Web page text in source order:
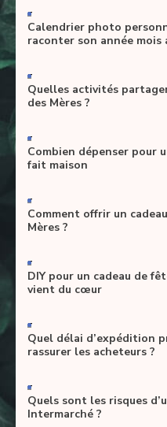
-
Calendrier photo
raconter son année mois
-
Quelles activités
des Mères ?
-
Combien dépenser pour
fait maison
-
Comment offrir un
Mères ?
-
DIY pour un cadeau de
vient du cœur
-
Quel délai d’expédition
rassurer les acheteurs ?
-
Quels sont les risques
Intermarché ?